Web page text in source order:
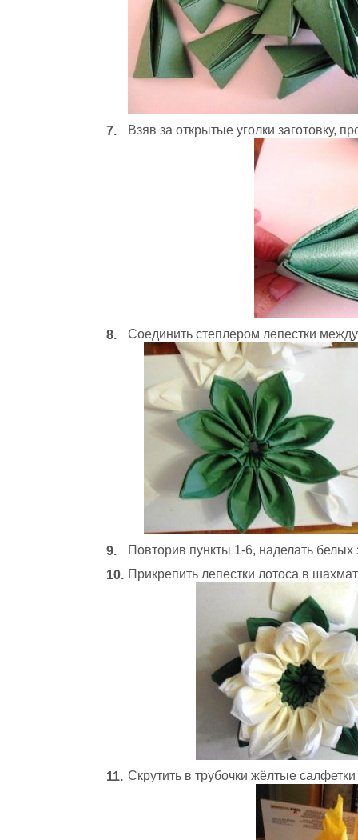
Взяв за открытые уголки заготовку,
Соединить степлером лепестки
Повторив пункты 1-6, наделать белых
Прикрепить лепестки лотоса в
Скрутить в трубочки жёлтые